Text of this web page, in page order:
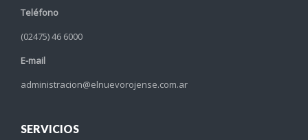
Teléfono
(02475) 46 6000
E-mail
administracion@elnuevorojense.com.ar
SERVICIOS